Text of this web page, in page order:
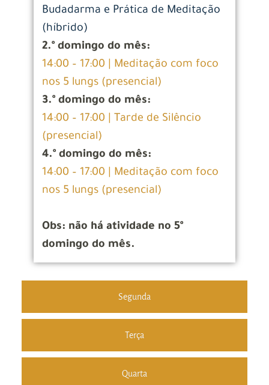
Segunda
Terça
Quarta
Budadarma e Prática de Meditação
(híbrido)
2.º domingo do mês:
14:00 – 17:00 | Meditação com foco
nos 5 lungs (presencial)
3.º domingo do mês:
14:00 – 17:00 | Tarde de Silêncio
(presencial)
4.º domingo do mês:
14:00 – 17:00 | Meditação com foco
nos 5 lungs (presencial)
Obs: não há atividade no 5º
domingo do mês.